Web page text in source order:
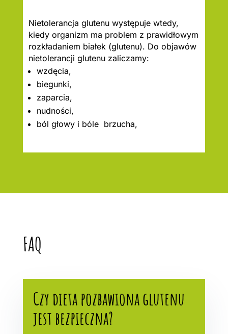
Nietolerancja glutenu występuje wtedy,
kiedy organizm ma problem z prawidłowym
rozkładaniem białek (glutenu). Do objawów
nietolerancji glutenu zaliczamy:
wzdęcia,
biegunki,
zaparcia,
nudności,
ból głowy i bóle brzucha,
FAQ
Czy dieta pozbawiona glutenu
jest bezpieczna?